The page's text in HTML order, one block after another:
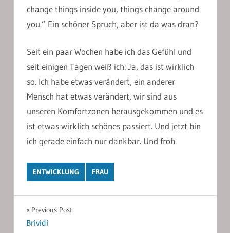
change things inside you, things change around
you.” Ein schöner Spruch, aber ist da was dran?
Seit ein paar Wochen habe ich das Gefühl und
seit einigen Tagen weiß ich: Ja, das ist wirklich
so. Ich habe etwas verändert, ein anderer
Mensch hat etwas verändert, wir sind aus
unseren Komfortzonen herausgekommen und es
ist etwas wirklich schönes passiert. Und jetzt bin
ich gerade einfach nur dankbar. Und froh.
ENTWICKLUNG FRAU
Post
Previous Post
Brividi